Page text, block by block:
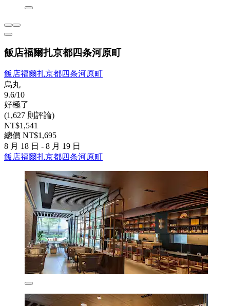
飯店福爾扎京都四条河原町
飯店福爾扎京都四条河原町
烏丸
9.6/10
好極了
(1,627 則評論)
NT$1,541
總價 NT$1,695
8 月 18 日 - 8 月 19 日
飯店福爾扎京都四条河原町